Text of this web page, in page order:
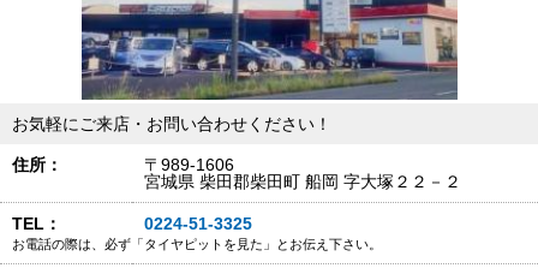
お気軽にご来店・お問い合わせください！
住所：
〒989-1606
宮城県 柴田郡柴田町 船岡 字大塚２２－２
TEL： 0224-51-3325
お電話の際は、必ず「タイヤピットを見た」とお伝え下さい。